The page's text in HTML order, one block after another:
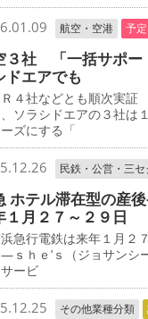
航空・空港 予
３社 「一括サポー
ドエアでも
４社などとも順次実証
、ソラシドエアの３社は
ズにする「
民鉄・公営・三セ
ホテル滞在型の産
１月２７～２９日
急行電鉄は来年１月２
―ｓｈｅ’ｓ（ジョサン
ービ
その他業種分類